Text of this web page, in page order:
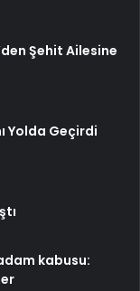
Şehit Ailesine
Yolda Geçirdi
kabusu: